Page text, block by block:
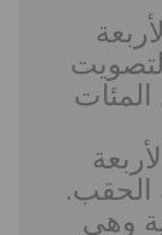
الحقب.
وهي